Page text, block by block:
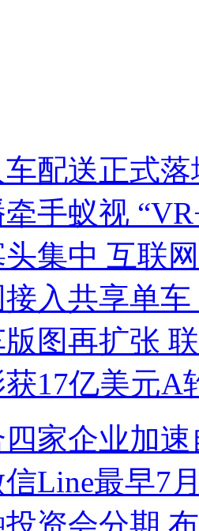
配送正式
手蚁视
集中 互联
入共享单
图再扩张
17亿美元A
家企业加
信Line最早7
资会分期